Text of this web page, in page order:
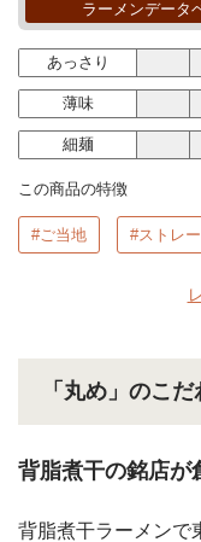
ラーメンデータ
あっさり
薄味
細麺
この商品の特徴
#ご当地 #ストレ
「丸め」のこだ
背脂煮干の銘店が
背脂煮干ラーメン